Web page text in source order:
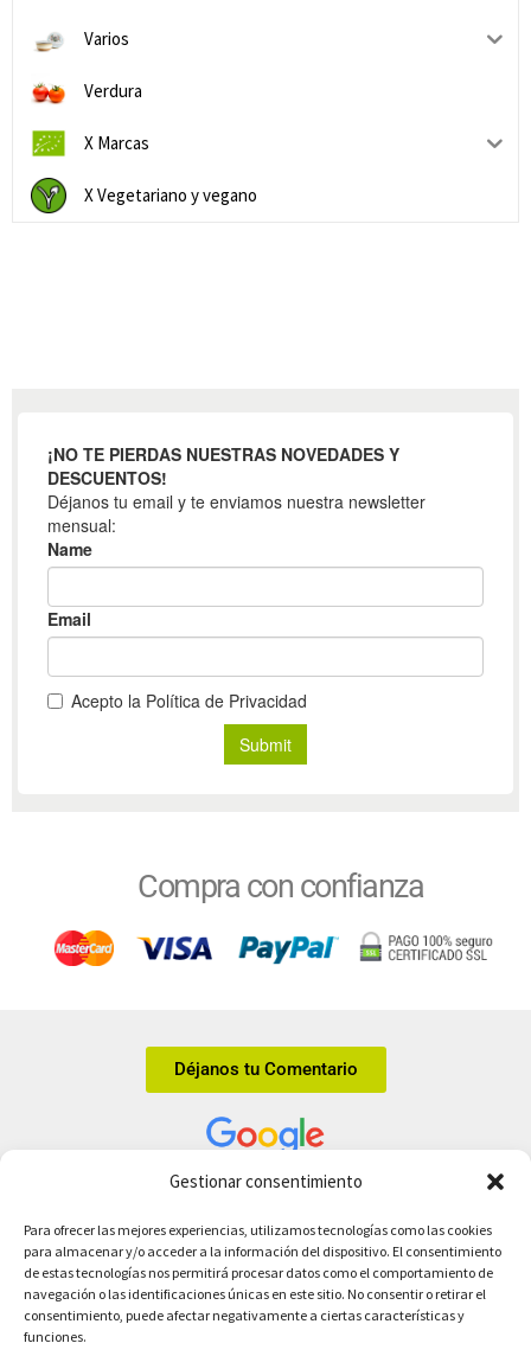
Gestionar consentimiento
Para ofrecer las mejores experiencias, utilizamos tecnologías como las cookies
para almacenar y/o acceder a la información del dispositivo. El consentimiento
de estas tecnologías nos permitirá procesar datos como el comportamiento de
navegación o las identificaciones únicas en este sitio. No consentir o retirar el
consentimiento, puede afectar negativamente a ciertas características y
funciones.
Varios
Verdura
X Marcas
X Vegetariano y vegano
Compra con confianza
Déjanos tu Comentario
Tienda ecológica online en Leganés.
C/ de la Margarita, 8, 28912 Leganés
info@comedelahuerta.com
912 88 35 32
Sitio web creado porSimple Informática